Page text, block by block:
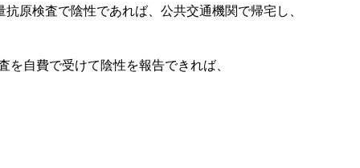
原検査で陰性であれば、公共交通機関で帰宅し、
自費で受けて陰性を報告できれば、